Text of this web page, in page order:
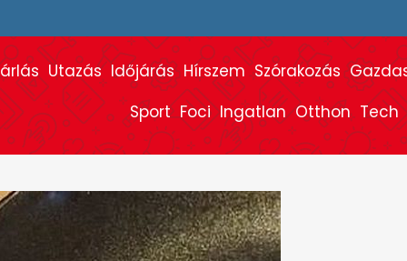
Utazás Időjárás Hírszem Szórakozás
Sport Foci Ingatlan Otthon Tech